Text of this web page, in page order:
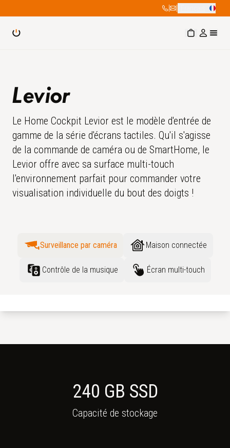
| |
Levior
Le Home Cockpit Levior est le modèle d'entrée de
gamme de la série d'écrans tactiles. Qu'il s'agisse
de la commande de caméra ou de SmartHome, le
Levior offre avec sa surface multi-touch
l'environnement parfait pour commander votre
visualisation individuelle du bout des doigts !
Surveillance par caméra Maison connectée
Contrôle de la musique Écran multi-touch
Capacité de stockage
240 GB SSD